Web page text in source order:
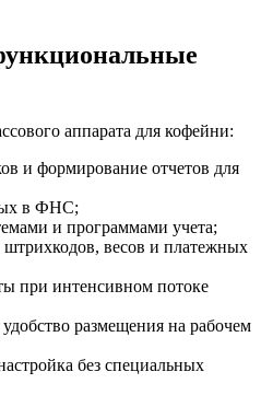
аппарата для кофейни:
и формирование отчетов для
в ФНС;
и программами учета;
весов и платежных
при интенсивном потоке
размещения на рабочем
без специальных